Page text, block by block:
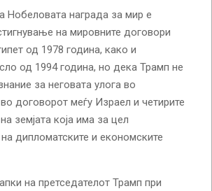
Нобеловата награда за мир е
на мировните договори
од 1978 година, како и
од 1994 година, но дека Трамп не
за неговата улога во
договорот меѓу Израел и четирите
земјата која има за цел
дипломатските и економските
на претседателот Трамп при